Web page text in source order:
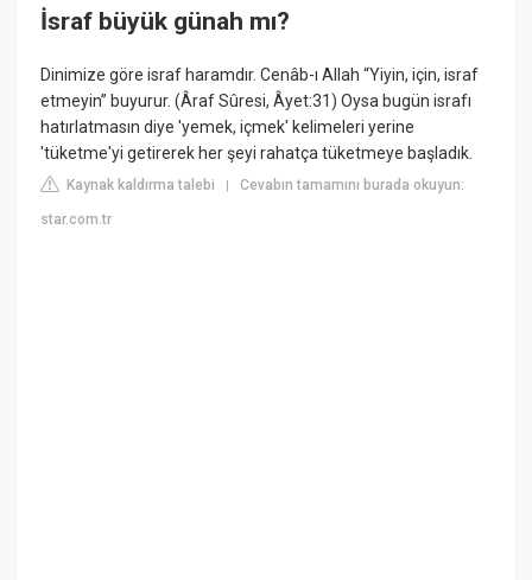
İsraf büyük günah mı?
Dinimize göre israf haramdır. Cenâb-ı Allah “Yiyin, için, israf
etmeyin” buyurur. (Âraf Sûresi, Âyet:31) Oysa bugün israfı
hatırlatmasın diye 'yemek, içmek' kelimeleri yerine
'tüketme'yi getirerek her şeyi rahatça tüketmeye başladık.
Kaynak kaldırma talebi |Cevabın tamamını burada okuyun:
star.com.tr